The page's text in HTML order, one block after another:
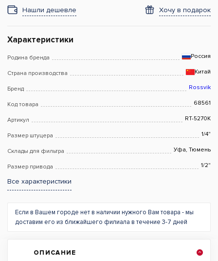
Нашли дешевле Хочу в подарок
Характеристики
Родина бренда Россия
Страна производства Китай
Бренд Rossvik
Код товара 68561
Артикул RT-5270K
Размер штуцера 1/4"
Склады для фильтра Уфа, Тюмень
Размер привода 1/2"
Все характеристики
Если в Вашем городе нет в наличии нужного Вам товара - мы
доставим его из ближайшего филиала в течение 3-7 дней
ОПИСАНИЕ